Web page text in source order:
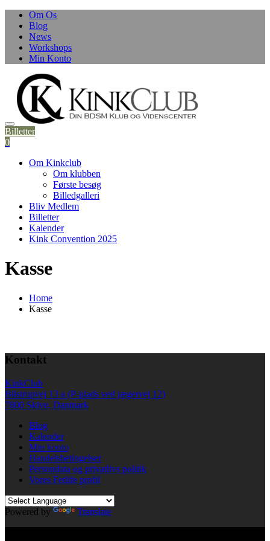
Om Os
Blog
News
Workshops
Min Konto
Billetter
0
Om Kinkclub
Om klubben
Første besøg
Billedgalleri
Bliv Medlem
Billetter
Kalender
Kink Convention 2025
Kasse
Home
Kasse
Kontakt
KinkClub
Bilstrupvej 13 a (P-plads ved jægervej 12)
7800 Skive, Danmark
Blog
Kalender
Min konto
Handelsbetingelser
Persondata og privatlivs politik
Vores Fetlife profil
Powered by
Translate